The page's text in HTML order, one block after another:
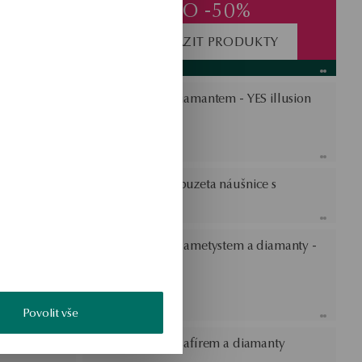
Povolit vše
DO -50%
ZOBRAZIT PRODUKTY
Zlatý prsten s diamantem - YES illusion
Zlaté zapínaní puzeta náušnice s
Zlatý přívěsek s ametystem a diamanty -
Zlatý prsten se safírem a diamanty